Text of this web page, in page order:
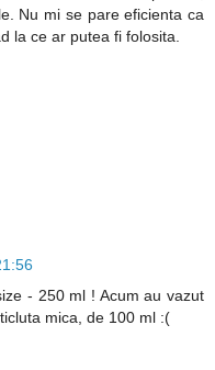
Nu mi se pare eficienta ca
la ce ar putea fi folosita.
- 250 ml ! Acum au vazut
mica, de 100 ml :(